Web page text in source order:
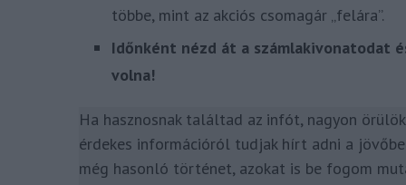
többe, mint az akciós csomagár „felára”.
Időnként nézd át a számlakivonatodat
volna!
Ha hasznosnak találtad az infót, nagyon
érdekes információról tudjak hírt adni a
még hasonló történet, azokat is be fogom